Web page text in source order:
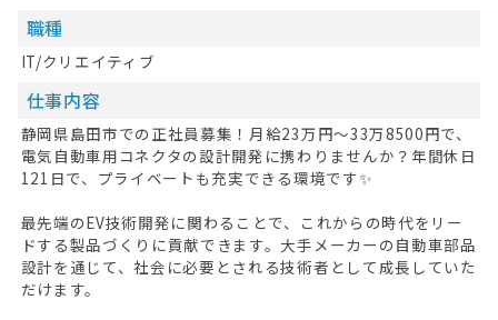
職種
IT/クリエイティブ
仕事内容
静岡県島田市での正社員募集！月給23万円〜33万8500円で、
電気自動車用コネクタの設計開発に携わりませんか？年間休日
121日で、プライベートも充実できる環境です✨
最先端のEV技術開発に関わることで、これからの時代をリー
ドする製品づくりに貢献できます。大手メーカーの自動車部品
設計を通じて、社会に必要とされる技術者として成長していた
だけます。